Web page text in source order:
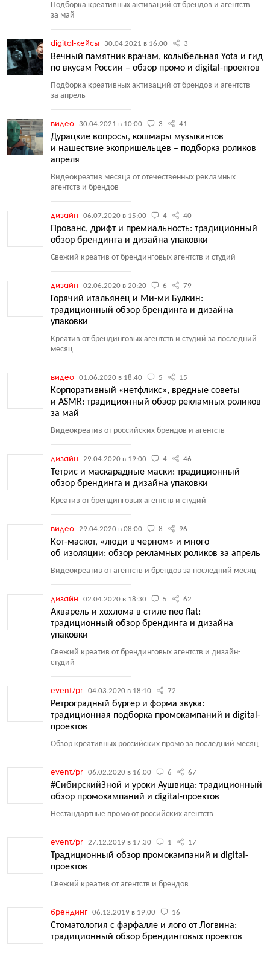
Подборка креативных активаций от брендов и агентств
за май
digital-кейсы 30.04.2021 в 16:00 3
Вечный памятник врачам, колыбельная Yota и гид
по вкусам России – обзор промо и digital-проектов
Подборка креативных активаций от брендов и агентств
за апрель
видео 30.04.2021 в 10:00 3 41
Дурацкие вопросы, кошмары музыкантов
и нашествие экопришельцев – подборка роликов
апреля
Видеокреатив месяца от отечественных рекламных
агентств и брендов
дизайн 06.07.2020 в 15:00 4 40
Прованс, дрифт и премиальность: традиционный
обзор брендинга и дизайна упаковки
Свежий креатив от брендинговых агентств и студий
дизайн 02.06.2020 в 20:20 6 79
Горячий итальянец и Ми-ми Булкин:
традиционный обзор брендинга и дизайна
упаковки
Креатив от брендинговых агентств и студий за последний
месяц
видео 01.06.2020 в 18:40 5 15
Корпоративный «нетфликс», вредные советы
и ASMR: традиционный обзор рекламных роликов
за май
Видеокреатив от российских брендов и агентств
дизайн 29.04.2020 в 19:00 4 46
Тетрис и маскарадные маски: традиционный
обзор брендинга и дизайна упаковки
Креатив от брендинговых агентств и студий
видео 29.04.2020 в 08:00 8 96
Кот-маскот, «люди в черном» и много
об изоляции: обзор рекламных роликов за апрель
Видеокреатив от агентств и брендов за последний месяц
дизайн 02.04.2020 в 18:30 5 62
Акварель и хохлома в стиле neo flat:
традиционный обзор брендинга и дизайна
упаковки
Свежий креатив от брендинговых агентств и дизайн-
студий
event/pr 04.03.2020 в 18:10 72
Ретроградный бургер и форма звука:
традиционная подборка промокампаний и digital-
проектов
Обзор креативных российских промо за последний месяц
event/pr 06.02.2020 в 16:00 6 67
#СибирскийЗной и уроки Аушвица: традиционный
обзор промокампаний и digital-проектов
Нестандартные промо от российских агентств
event/pr 27.12.2019 в 17:30 1 17
Традиционный обзор промокампаний и digital-
проектов
Свежий креатив от агентств и брендов
брендинг 06.12.2019 в 19:00 16
Стоматология с фарфалле и лого от Логвина:
традиционный обзор брендинговых проектов